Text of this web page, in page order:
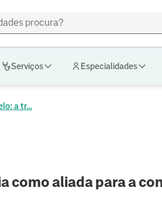
Serviços Especialidades
a tr...
como aliada para a